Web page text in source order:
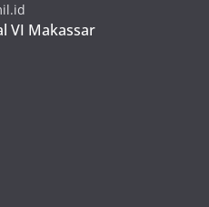
VI Makassar